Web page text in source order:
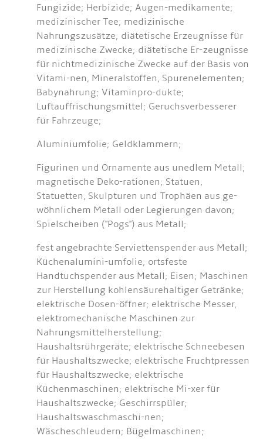
Fungizide; Herbizide; Augen-medikamente;
medizinischer Tee; medizinische
Nahrungszusätze; diätetische Erzeugnisse für
medizinische Zwecke; diätetische Er-zeugnisse
für nichtmedizinische Zwecke auf der Basis von
Vitami-nen, Mineralstoffen, Spurenelementen;
Babynahrung; Vitaminpro-dukte;
Luftauffrischungsmittel; Geruchsverbesserer
für Fahrzeuge;
Aluminiumfolie; Geldklammern;
Figurinen und Ornamente aus unedlem Metall;
magnetische Deko-rationen; Statuen,
Statuetten, Skulpturen und Trophäen aus ge-
wöhnlichem Metall oder Legierungen davon;
Spielscheiben ("Pogs") aus Metall;
fest angebrachte Serviettenspender aus Metall;
Küchenalumini-umfolie; ortsfeste
Handtuchspender aus Metall; Eisen; Maschinen
zur Herstellung kohlensäurehaltiger Getränke;
elektrische Dosen-öffner; elektrische Messer,
elektromechanische Maschinen zur
Nahrungsmittelherstellung;
Haushaltsrührgeräte; elektrische Schneebesen
für Haushaltszwecke; elektrische Fruchtpressen
für Haushaltszwecke; elektrische
Küchenmaschinen; elektrische Mi-xer für
Haushaltszwecke; Geschirrspüler;
Haushaltswaschmaschi-nen;
Wäscheschleudern; Bügelmaschinen;